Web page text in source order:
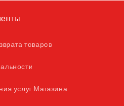
товаров
услуг Магазина